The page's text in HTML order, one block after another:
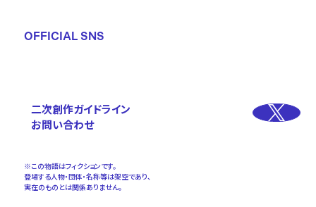
OFFICIAL SNS
二次創作ガイドライン
お問い合わせ
※この物語はフィクションです。
登場する人物・団体・名称等は架空であり、
実在のものとは関係ありません。